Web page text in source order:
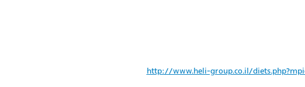
http://www.heli-group.co.il/